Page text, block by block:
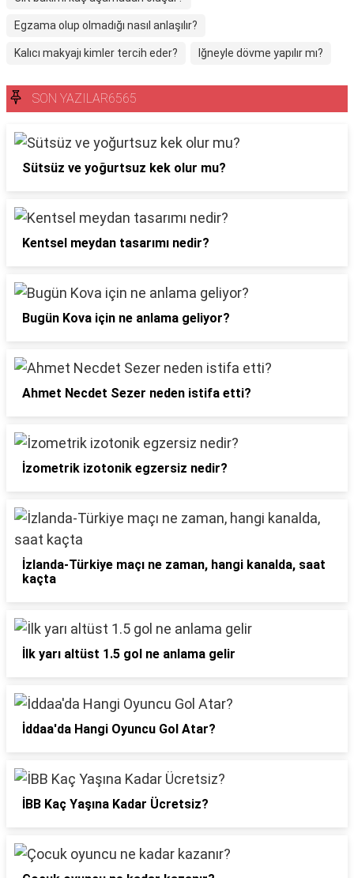
Egzama olup olmadığı nasıl anlaşılır?
Kalıcı makyajı kimler tercih eder? Iğneyle dövme yapılır mı?
SON YAZILAR6565
Sütsüz ve yoğurtsuz kek olur mu?
Kentsel meydan tasarımı nedir?
Bugün Kova için ne anlama geliyor?
Ahmet Necdet Sezer neden istifa etti?
İzometrik izotonik egzersiz nedir?
İzlanda-Türkiye maçı ne zaman, hangi kanalda, saat
kaçta
İlk yarı altüst 1.5 gol ne anlama gelir
İddaa'da Hangi Oyuncu Gol Atar?
İBB Kaç Yaşına Kadar Ücretsiz?